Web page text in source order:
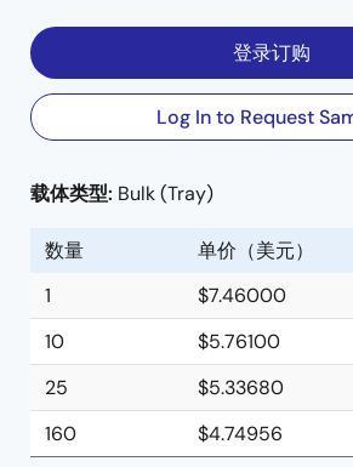
登录订购
Log In to Request
载体类型: Bulk (Tray)
数量
单价（美元）
1
$7.46000
10
$5.76100
25
$5.33680
160
$4.74956